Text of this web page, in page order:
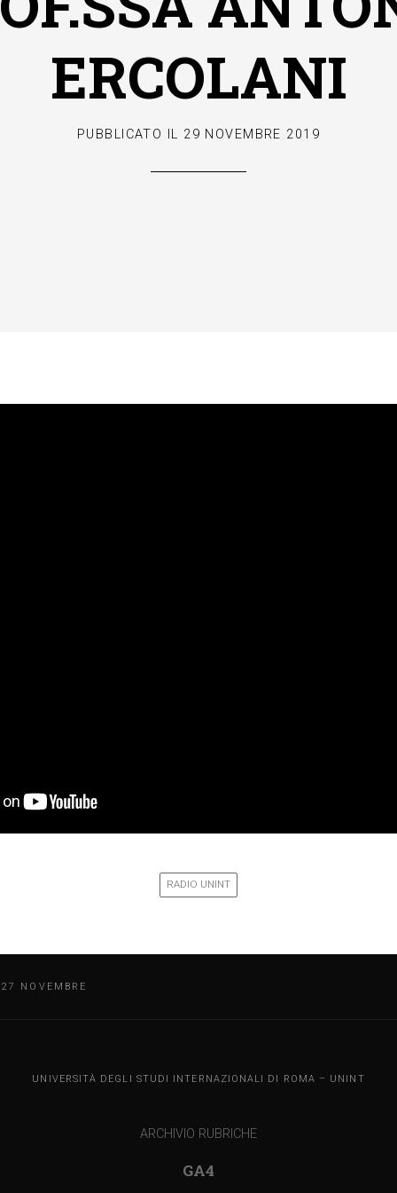
ERCOLANI
PUBBLICATO IL 29 NOVEMBRE 2019
RADIO UNINT
NOVEMBRE
UNINT BLOG
UNIVERSITÀ DEGLI STUDI INTERNAZIONALI DI ROMA – UNINT
ARCHIVIO RUBRICHE
GA4